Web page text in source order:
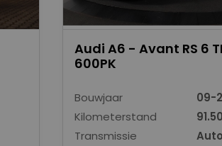
Audi A6 - Avant RS 6
600PK
Bouwjaar
09-
Kilometerstand
Transmissie